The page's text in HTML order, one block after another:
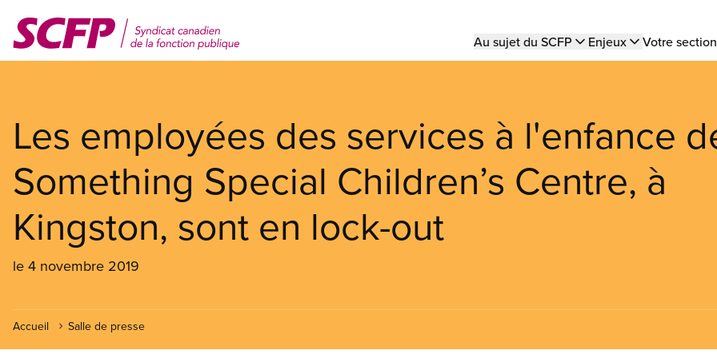
contenu
Main
Au sujet du SCFP Enjeux Votre
Les employées des services à l'enfance
Something Special Children’s Centre, à
Kingston, sont en lock-out
le 4 novembre 2019
Accueil Salle de presse